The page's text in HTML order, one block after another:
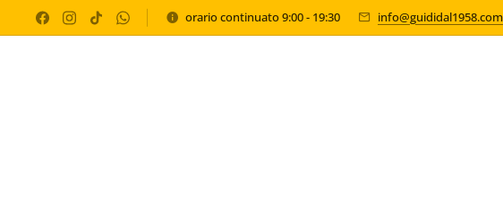
orario continuato 9:00 - 19:30 info@guididal1958.com